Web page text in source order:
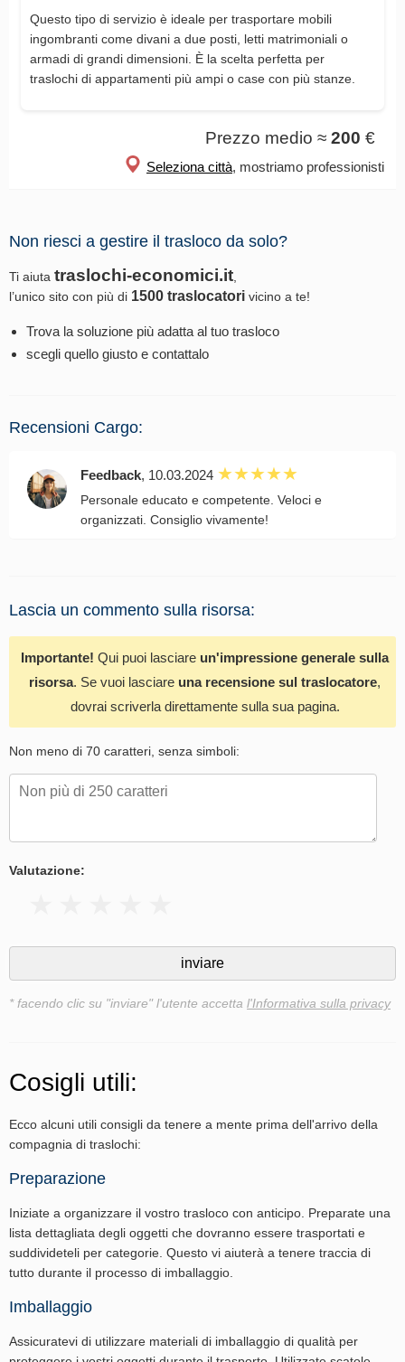
Questo tipo di servizio è ideale per trasportare mobili
ingombranti come divani a due posti, letti matrimoniali o
armadi di grandi dimensioni. È la scelta perfetta per
traslochi di appartamenti più ampi o case con più stanze.
Prezzo medio ≈ 200 €
Seleziona città, mostriamo professionisti
Non riesci a gestire il trasloco da solo?
Ti aiuta traslochi-economici.it
l’unico sito con più di 1500 traslocatori vicino a te!
Trova la soluzione più adatta al tuo trasloco
scegli quello giusto e contattalo
Recensioni Cargo:
Feedback, 10.03.2024
Personale educato e competente. Veloci e
organizzati. Consiglio vivamente!
Lascia un commento sulla risorsa:
Importante! Qui puoi lasciare un'impressione generale sulla
risorsa. Se vuoi lasciare una recensione sul traslocatore,
dovrai scriverla direttamente sulla sua pagina.
Non meno di 70 caratteri, senza simboli:
Valutazione:
* facendo clic su "inviare" l'utente accetta l'Informativa sulla privacy
Cosigli utili:
Ecco alcuni utili consigli da tenere a mente prima dell'arrivo della
compagnia di traslochi:
Preparazione
Iniziate a organizzare il vostro trasloco con anticipo. Preparate una
lista dettagliata degli oggetti che dovranno essere trasportati e
suddivideteli per categorie. Questo vi aiuterà a tenere traccia di
tutto durante il processo di imballaggio.
Imballaggio
Assicuratevi di utilizzare materiali di imballaggio di qualità per